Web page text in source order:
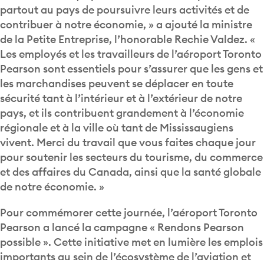
partout au pays de poursuivre leurs activités et de
contribuer à notre économie, » a ajouté la ministre
de la Petite Entreprise, l’honorable Rechie Valdez. «
Les employés et les travailleurs de l’aéroport Toronto
Pearson sont essentiels pour s’assurer que les gens et
les marchandises peuvent se déplacer en toute
sécurité tant à l’intérieur et à l’extérieur de notre
pays, et ils contribuent grandement à l’économie
régionale et à la ville où tant de Mississaugiens
vivent. Merci du travail que vous faites chaque jour
pour soutenir les secteurs du tourisme, du commerce
et des affaires du Canada, ainsi que la santé globale
de notre économie. »
Pour commémorer cette journée, l’aéroport Toronto
Pearson a lancé la campagne « Rendons Pearson
possible ». Cette initiative met en lumière les emplois
importants au sein de l’écosystème de l’aviation et